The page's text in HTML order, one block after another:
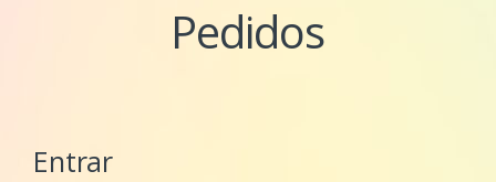
Pedidos
Entrar